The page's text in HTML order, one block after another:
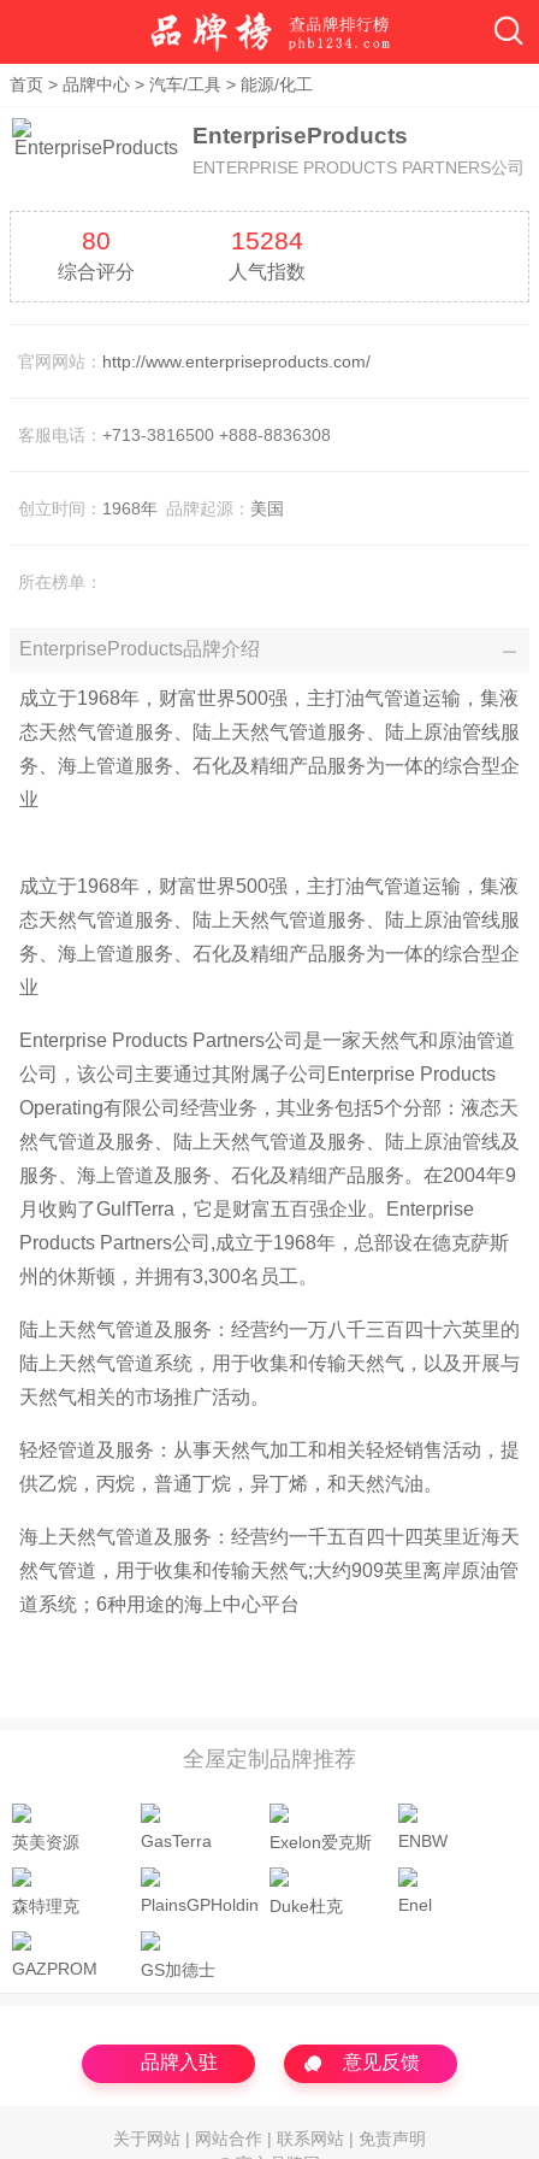
首页 > 品牌中心 > 汽车/工具 > 能源/化工
EnterpriseProducts
ENTERPRISE PRODUCTS PARTNERS公司
80
综合评分
15284
人气指数
官网网站： http://www.enterpriseproducts.com/
客服电话： +713-3816500 +888-8836308
创立时间： 1968年 品牌起源： 美国
所在榜单：
EnterpriseProducts品牌介绍
成立于1968年，财富世界500强，主打油气管道运输，集液
态天然气管道服务、陆上天然气管道服务、陆上原油管线服
务、海上管道服务、石化及精细产品服务为一体的综合型企
业
成立于1968年，财富世界500强，主打油气管道运输，集液
态天然气管道服务、陆上天然气管道服务、陆上原油管线服
务、海上管道服务、石化及精细产品服务为一体的综合型企
业
Enterprise Products Partners公司是一家天然气和原油管道
公司，该公司主要通过其附属子公司Enterprise Products
Operating有限公司经营业务，其业务包括5个分部：液态天
然气管道及服务、陆上天然气管道及服务、陆上原油管线及
服务、海上管道及服务、石化及精细产品服务。在2004年9
月收购了GulfTerra，它是财富五百强企业。Enterprise
Products Partners公司,成立于1968年，总部设在德克萨斯
州的休斯顿，并拥有3,300名员工。
陆上天然气管道及服务：经营约一万八千三百四十六英里的
陆上天然气管道系统，用于收集和传输天然气，以及开展与
天然气相关的市场推广活动。
轻烃管道及服务：从事天然气加工和相关轻烃销售活动，提
供乙烷，丙烷，普通丁烷，异丁烯，和天然汽油。
海上天然气管道及服务：经营约一千五百四十四英里近海天
然气管道，用于收集和传输天然气;大约909英里离岸原油管
道系统；6种用途的海上中心平台
全屋定制品牌推荐
英美资源
GasTerra
Exelon爱克斯
龙
ENBW
森特理克
PlainsGPHoldingsDuke杜克 Enel
GAZPROM GS加德士
品牌入驻 意见反馈
关于网站 网站合作 联系网站
免责声明